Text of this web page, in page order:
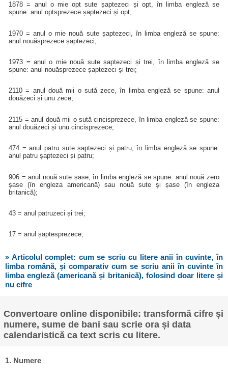
1878 = anul o mie opt sute șaptezeci și opt, în limba engleză se
spune: anul optsprezece șaptezeci și opt;
1970 = anul o mie nouă sute șaptezeci, în limba engleză se spune:
anul nouăsprezece șaptezeci;
1973 = anul o mie nouă sute șaptezeci și trei, în limba engleză se
spune: anul nouăsprezece șaptezeci și trei;
2110 = anul două mii o sută zece, în limba engleză se spune: anul
douăzeci și unu zece;
2115 = anul două mii o sută cincisprezece, în limba engleză se spune:
anul douăzeci și unu cincisprezece;
474 = anul patru sute șaptezeci și patru, în limba engleză se spune:
anul patru șaptezeci și patru;
906 = anul nouă sute șase, în limba engleză se spune: anul nouă zero
șase (în engleza americană) sau nouă sute și șase (în engleza
britanică);
43 = anul patruzeci și trei;
17 = anul șaptesprezece;
» Articolul complet: cum se scriu cu litere anii în cuvinte, în
limba română, și comparativ cum se scriu anii în cuvinte în
limba engleză (americană și britanică), folosind doar litere și
nu cifre
Convertoare online disponibile: transformă cifre și
numere, sume de bani sau scrie ora și data
calendaristică ca text scris cu litere.
1. Numere